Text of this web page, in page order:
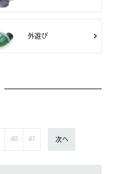
外遊び
40 41 次へ